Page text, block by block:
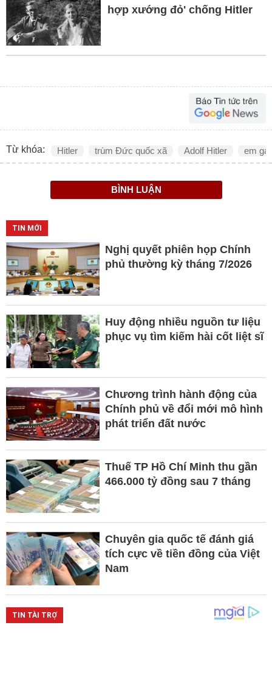
hợp xướng đỏ' chống Hitler
Từ khóa: Hitler trùm Đức quốc xã Adolf Hitler em
BÌNH LUẬN
TIN MỚI
Nghị quyết phiên họp Chính
phủ thường kỳ tháng 7/2026
Huy động nhiều nguồn tư liệu
phục vụ tìm kiếm hài cốt liệt sĩ
Chương trình hành động của
Chính phủ về đổi mới mô hình
phát triển đất nước
Thuế TP Hồ Chí Minh thu gần
466.000 tỷ đồng sau 7 tháng
Chuyên gia quốc tế đánh giá
tích cực về tiền đồng của Việt
Nam